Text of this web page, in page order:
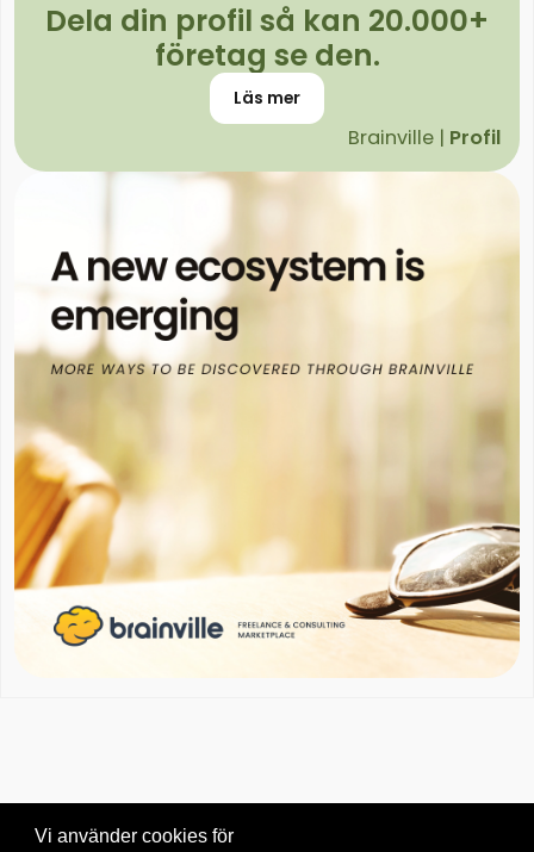
Dela din profil så kan 20.000+
företag se den.
Läs mer
Brainville | Profil
Vi använder cookies för